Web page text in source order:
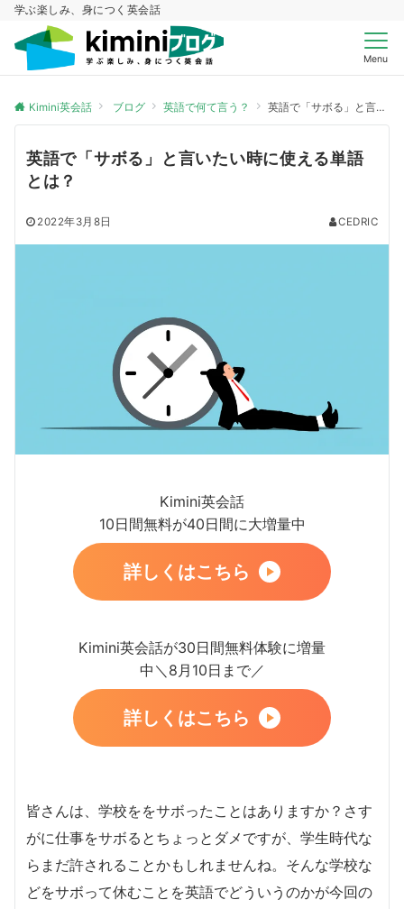
学ぶ楽しみ、身につく英会話
Menu
Kimini英会話 ブログ 英語で何て言う？ 英語で「サボる」と言いたい時に使える単語とは？
英語で「サボる」と言いたい時に使える単語
とは？
2022年3月8日 CEDRIC
Kimini英会話
10日間無料が40日間に大増量中
詳しくはこちら
Kimini英会話が30日間無料体験に増量
中＼8月10日まで／
詳しくはこちら
皆さんは、学校ををサボったことはありますか？さす
がに仕事をサボるとちょっとダメですが、学生時代な
らまだ許されることかもしれませんね。そんな学校な
どをサボって休むことを英語でどういうのかが今回の